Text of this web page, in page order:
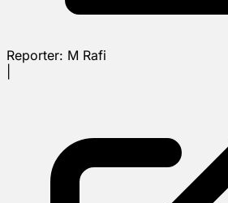
Reporter: M Rafi